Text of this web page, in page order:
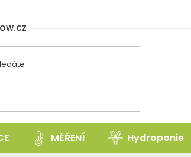
MĚŘENÍ Hydroponie